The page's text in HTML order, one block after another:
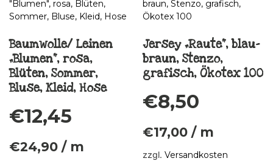
Baumwolle/ Leinen
„Blumen“, rosa,
Blüten, Sommer,
Bluse, Kleid, Hose
€12,45
€24,90 / m
Jersey „Raute“, blau-
braun, Stenzo,
grafisch, Ökotex 100
€8,50
€17,00 / m
zzgl. Versandkosten